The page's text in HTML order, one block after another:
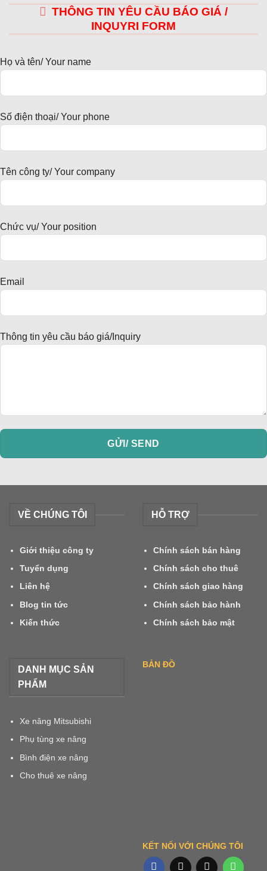
THÔNG TIN YÊU CẦU BÁO GIÁ /
INQUYRI FORM
Họ và tên/ Your name
Số điện thoại/ Your phone
Tên công ty/ Your company
Chức vụ/ Your position
Email
Thông tin yêu cầu báo giá/Inquiry
VỀ CHÚNG TÔI
Giới thiệu công ty
Tuyển dụng
Liên hệ
Blog tin tức
Kiến thức
HỖ TRỢ
Chính sách bán hàng
Chính sách cho thuê
Chính sách giao hàng
Chính sách bảo hành
Chính sách bảo mật
DANH MỤC SẢN
PHẨM
Xe nâng Mitsubishi
Phụ tùng xe nâng
Bình điện xe nâng
Cho thuê xe nâng
BẢN ĐỒ
KẾT NỐI VỚI CHÚNG TÔI